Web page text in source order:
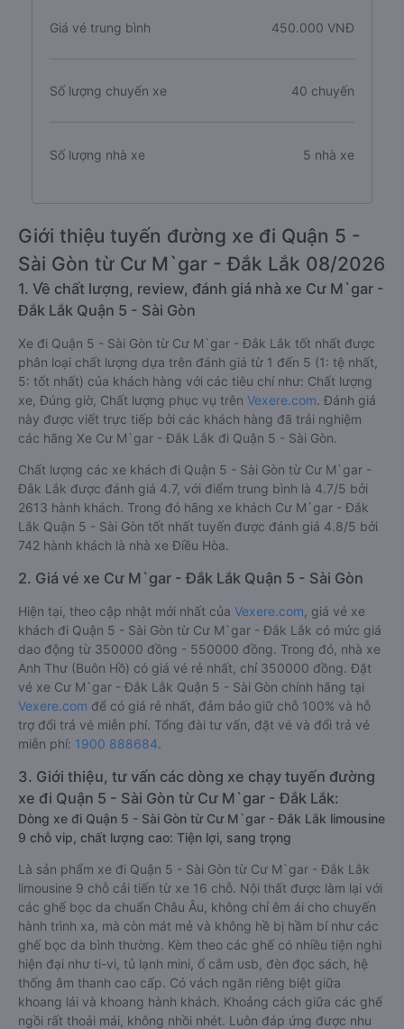
Giá vé trung bình 450.000 VNĐ
Số lượng chuyến xe 40 chuyến
Số lượng nhà xe 5 nhà xe
Giới thiệu tuyến đường xe đi Quận 5 -
Sài Gòn từ Cư M`gar - Đắk Lắk 08/2026
1. Về chất lượng, review, đánh giá nhà xe Cư M`gar -
Đắk Lắk Quận 5 - Sài Gòn
Xe đi Quận 5 - Sài Gòn từ Cư M`gar - Đắk Lắk tốt nhất được
phân loại chất lượng dựa trên đánh giá từ 1 đến 5 (1: tệ nhất,
5: tốt nhất) của khách hàng với các tiêu chí như: Chất lượng
xe, Đúng giờ, Chất lượng phục vụ trên Vexere.com. Đánh giá
này được viết trực tiếp bởi các khách hàng đã trải nghiệm
các hãng Xe Cư M`gar - Đắk Lắk đi Quận 5 - Sài Gòn.
Chất lượng các xe khách đi Quận 5 - Sài Gòn từ Cư M`gar -
Đắk Lắk được đánh giá 4.7, với điểm trung bình là 4.7/5 bởi
2613 hành khách. Trong đó hãng xe khách Cư M`gar - Đắk
Lắk Quận 5 - Sài Gòn tốt nhất tuyến được đánh giá 4.8/5 bởi
742 hành khách là nhà xe Điều Hòa.
2. Giá vé xe Cư M`gar - Đắk Lắk Quận 5 - Sài Gòn
Hiện tại, theo cập nhật mới nhất của Vexere.com , giá vé xe
khách đi Quận 5 - Sài Gòn từ Cư M`gar - Đắk Lắk có mức giá
dao động từ 350000 đồng - 550000 đồng. Trong đó, nhà xe
Anh Thư (Buôn Hồ) có giá vé rẻ nhất, chỉ 350000 đồng. Đặt
vé xe Cư M`gar - Đắk Lắk Quận 5 - Sài Gòn chính hãng tại
Vexere.com để có giá rẻ nhất, đảm bảo giữ chỗ 100% và hỗ
trợ đổi trả vé miễn phí. Tổng đài tư vấn, đặt vé và đổi trả vé
miễn phí: 1900 888684.
3. Giới thiệu, tư vấn các dòng xe chạy tuyến đường
xe đi Quận 5 - Sài Gòn từ Cư M`gar - Đắk Lắk:
Dòng xe đi Quận 5 - Sài Gòn từ Cư M`gar - Đắk Lắk limousine
9 chỗ vip, chất lượng cao: Tiện lợi, sang trọng
Là sản phẩm xe đi Quận 5 - Sài Gòn từ Cư M`gar - Đắk Lắk
limousine 9 chỗ cải tiến từ xe 16 chỗ. Nội thất được làm lại với
các ghế bọc da chuẩn Châu Âu, không chỉ êm ái cho chuyến
hành trình xa, mà còn mát mẻ và không hề bị hầm bí như các
ghế bọc da bình thường. Kèm theo các ghế có nhiều tiện nghi
hiện đại như ti-vi, tủ lạnh mini, ổ cắm usb, đèn đọc sách, hệ
thống âm thanh cao cấp. Có vách ngăn riêng biệt giữa
khoang lái và khoang hành khách. Khoảng cách giữa các ghế
ngồi rất thoải mái, không nhồi nhét. Luôn đáp ứng được nhu